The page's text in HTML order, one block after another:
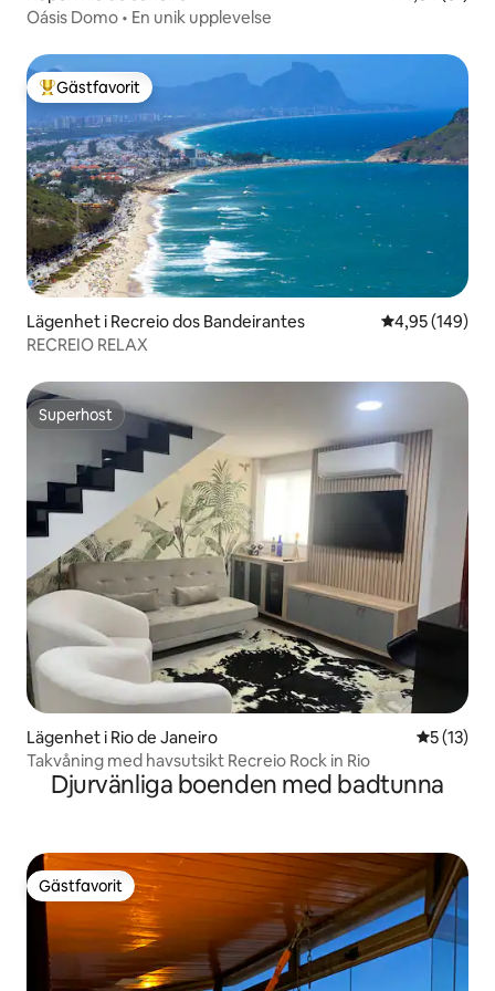
Oásis Domo • En unik upplevelse
Populär gästfavorit
Gästfavorit
Lägenhet i Recreio dos Bandeirantes 4,95 av 5 i
4,95 (149)
RECREIO RELAX
Superhost
Superhost
Lägenhet i Rio de Janeiro 5 av 5 i
5 (13)
Takvåning med havsutsikt Recreio Rock in Rio
Djurvänliga boenden med badtunna
Gästfavorit
Gästfavorit